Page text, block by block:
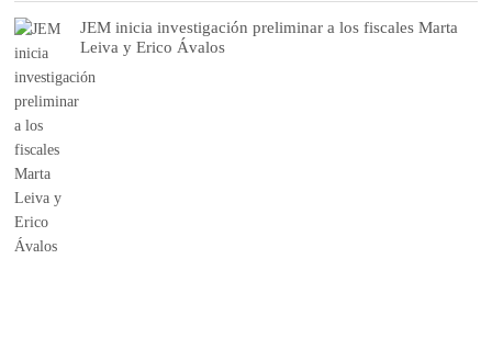
JEM inicia investigación preliminar a los fiscales Marta
Leiva y Erico Ávalos